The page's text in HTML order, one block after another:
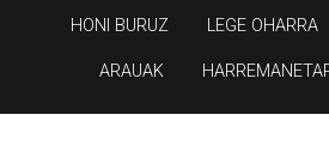
HONI BURUZ LEGE OHARRA
ARAUAK